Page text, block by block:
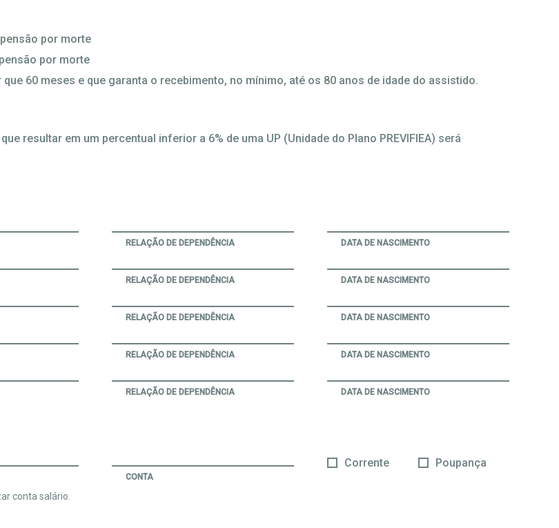
por morte
por morte
60 meses e que garanta o recebimento, no mínimo, até os 80 anos de idade do assistido.
resultar em um percentual inferior a 6% de uma UP (Unidade do Plano PREVIFIEA) será
RELAÇÃO DE DEPENDÊNCIA DATA DE NASCIMENTO
RELAÇÃO DE DEPENDÊNCIA DATA DE NASCIMENTO
RELAÇÃO DE DEPENDÊNCIA DATA DE NASCIMENTO
RELAÇÃO DE DEPENDÊNCIA DATA DE NASCIMENTO
RELAÇÃO DE DEPENDÊNCIA DATA DE NASCIMENTO
CONTA
Corrente Poupança
conta salário.